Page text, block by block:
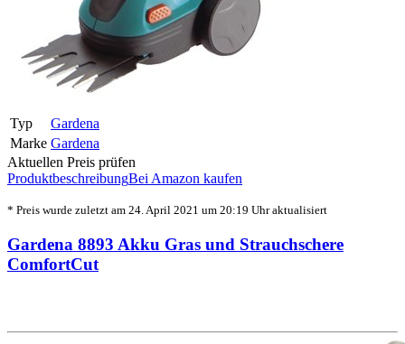
Typ
Gardena
Marke Gardena
Aktuellen Preis prüfen
ProduktbeschreibungBei Amazon kaufen
* Preis wurde zuletzt am 24. April 2021 um 20:19 Uhr aktualisiert
Gardena 8893 Akku Gras und Strauchschere
ComfortCut